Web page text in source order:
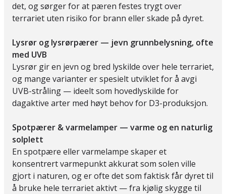
det, og sørger for at pæren festes trygt over
terrariet uten risiko for brann eller skade på dyret.
Lysrør og lysrørpærer — jevn grunnbelysning, ofte
med UVB
Lysrør gir en jevn og bred lyskilde over hele terrariet,
og mange varianter er spesielt utviklet for å avgi
UVB-stråling — ideelt som hovedlyskilde for
dagaktive arter med høyt behov for D3-produksjon.
Spotpærer & varmelamper — varme og en naturlig
solplett
En spotpære eller varmelampe skaper et
konsentrert varmepunkt akkurat som solen ville
gjort i naturen, og er ofte det som faktisk får dyret til
å bruke hele terrariet aktivt — fra kjølig skygge til